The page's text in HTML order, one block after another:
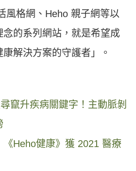
風格網、Heho 親子網等以
的系列網站，就是希望成
解決方案的守護者」。
竄升疾病關鍵字！主動脈剝
《Heho健康》獲 2021 醫療